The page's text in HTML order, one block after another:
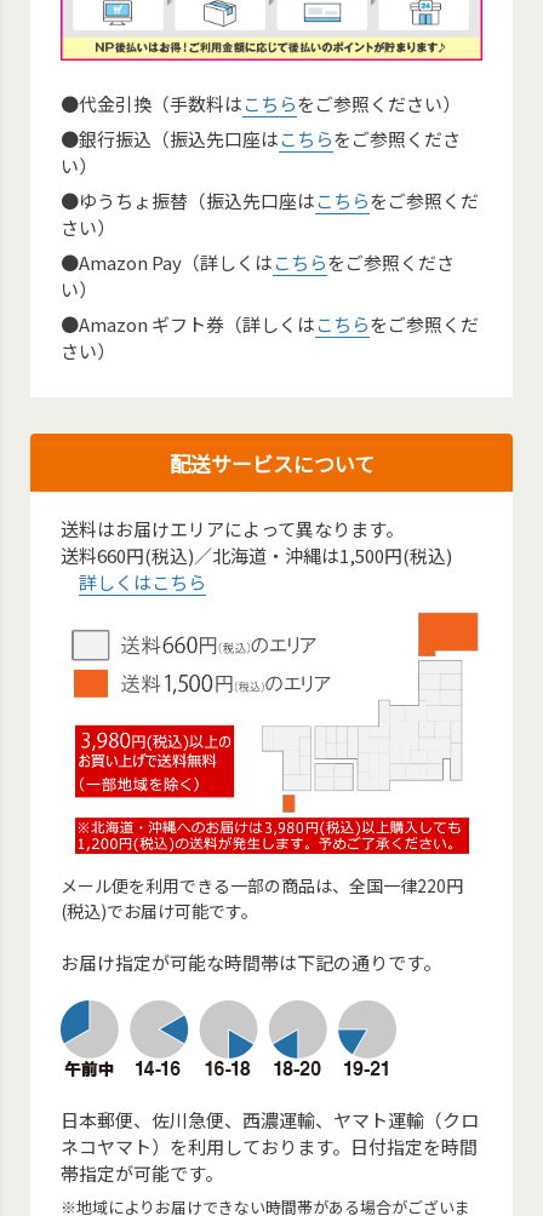
●代金引換（手数料はこちらをご参照ください）
●銀行振込（振込先口座はこちらをご参照くださ
い）
●ゆうちょ振替（振込先口座はこちらをご参照くだ
さい）
●Amazon Pay（詳しくはこちらをご参照くださ
い）
●Amazon ギフト券（詳しくはこちらをご参照くだ
さい）
配送サービスについて
送料はお届けエリアによって異なります。
送料660円(税込)／北海道・沖縄は1,500円(税込)
詳しくはこちら
メール便を利用できる一部の商品は、全国一律220円
(税込)でお届け可能です。
お届け指定が可能な時間帯は下記の通りです。
日本郵便、佐川急便、西濃運輸、ヤマト運輸（クロ
ネコヤマト）を利用しております。日付指定を時間
帯指定が可能です。
※地域によりお届けできない時間帯がある場合がございま